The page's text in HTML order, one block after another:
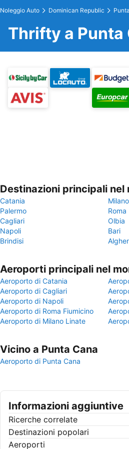
Noleggio Auto Dominican Republic
Thrifty a Punta
Destinazioni principali nel
Catania
Milano
Palermo
Roma
Cagliari
Olbia
Napoli
Bari
Brindisi
Aeroporti principali nel
Aeroporto di Catania
Aeroporto di Cagliari
Aeroporto di Napoli
Aeroporto di Roma Fiumicino
Aeroporto di Milano Linate
Vicino a Punta Cana
Aeroporto di Punta Cana
Informazioni aggiuntive
Ricerche correlate
Destinazioni popolari
Aeroporti